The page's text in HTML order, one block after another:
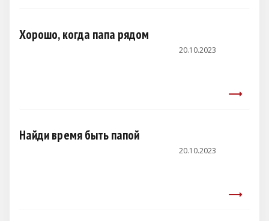
Хорошо, когда папа рядом
20.10.2023
Найди время быть папой
20.10.2023